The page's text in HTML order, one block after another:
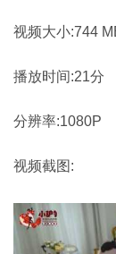
视频大小:744
播放时间:21分
分辨率:1080P
视频截图: